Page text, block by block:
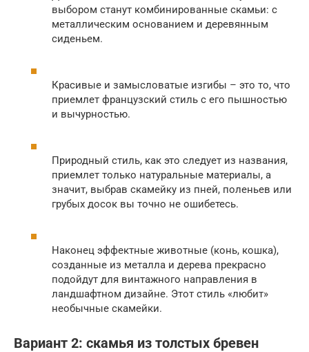
выбором станут комбинированные скамьи: с
металлическим основанием и деревянным
сиденьем.
Красивые и замысловатые изгибы – это то, что
приемлет французский стиль с его пышностью
и вычурностью.
Природный стиль, как это следует из названия,
приемлет только натуральные материалы, а
значит, выбрав скамейку из пней, поленьев или
грубых досок вы точно не ошибетесь.
Наконец эффектные животные (конь, кошка),
созданные из металла и дерева прекрасно
подойдут для винтажного направления в
ландшафтном дизайне. Этот стиль «любит»
необычные скамейки.
Вариант 2: скамья из толстых бревен